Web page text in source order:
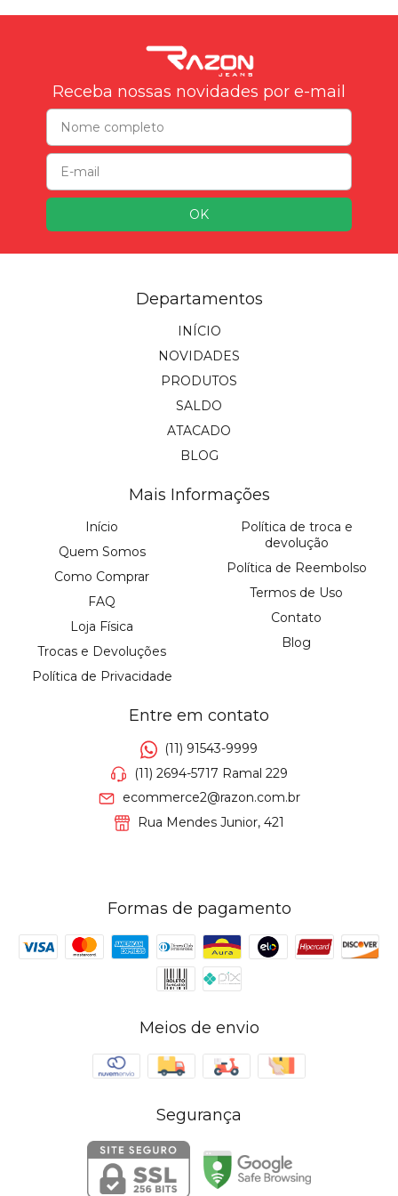
Receba nossas novidades por e-mail
Departamentos
INÍCIO
NOVIDADES
PRODUTOS
SALDO
ATACADO
BLOG
Mais Informações
Início
Quem Somos
Como Comprar
FAQ
Loja Física
Trocas e Devoluções
Política de Privacidade
Política de troca e
devolução
Política de Reembolso
Termos de Uso
Contato
Blog
Entre em contato
(11) 91543-9999
(11) 2694-5717 Ramal 229
ecommerce2@razon.com.br
Rua Mendes Junior, 421
Formas de pagamento
Meios de envio
Segurança